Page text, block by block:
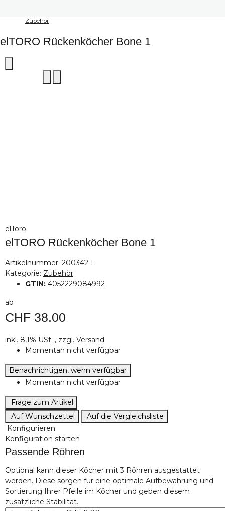
Zubehör
elTORO Rückenköcher Bone 1
elToro
elTORO Rückenköcher Bone 1
Artikelnummer: 200342-L
Kategorie: Zubehör
GTIN: 4052229084992
ab
CHF 38.00
inkl. 8,1% USt. , zzgl. Versand
Momentan nicht verfügbar
Benachrichtigen, wenn verfügbar
Momentan nicht verfügbar
Frage zum Artikel
Auf Wunschzettel
Auf die Vergleichsliste
Konfigurieren
Konfiguration starten
Passende Röhren
x
Optional kann dieser Köcher mit 3 Röhren ausgestattet
werden. Diese sorgen für eine optimale Aufbewahrung und
Sortierung Ihrer Pfeile im Köcher und geben diesem
zusätzliche Stabilität.